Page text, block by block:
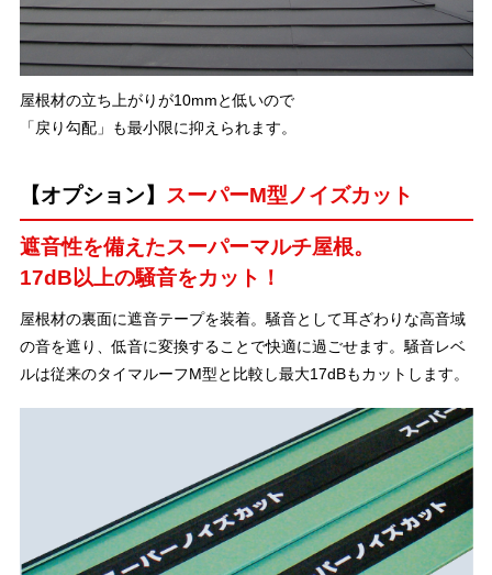
屋根材の立ち上がりが10mmと低いので
「戻り勾配」も最小限に抑えられます。
【オプション】 スーパーM型ノイズカット
遮音性を備えたスーパーマルチ屋根。
17dB以上の騒音をカット！
屋根材の裏面に遮音テープを装着。騒音として耳ざわりな高音域
の音を遮り、低音に変換することで快適に過ごせます。騒音レベ
ルは従来のタイマルーフM型と比較し最大17dBもカットします。